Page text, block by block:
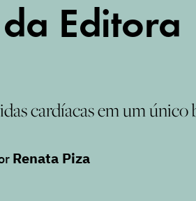
Editora
cardíacas em um único
Renata Piza